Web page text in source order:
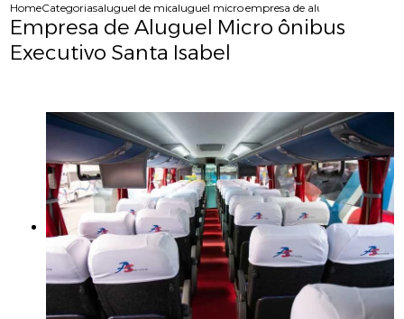
HomeCategoriasaluguel de micro onibusaluguel micro onibus executivo
empresa de aluguel micro
Empresa de Aluguel Micro ônibus
Executivo Santa Isabel